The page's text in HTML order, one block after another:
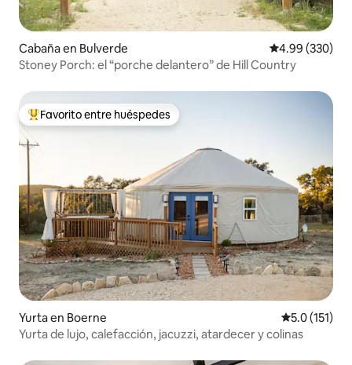
Cabaña en Bulverde Calificación
4.99 (330)
Stoney Porch: el “porche delantero” de Hill Country
Favorito entre huéspedes preferido
Favorito entre huéspedes
Yurta en Boerne Calificación
5.0 (151)
Yurta de lujo, calefacción, jacuzzi, atardecer y colinas